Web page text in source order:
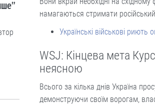
намагаються стримати
Українські військові
WSJ: Кінцева мета
неясною
Всього за кілька днів Україна
демонструючи своїм ворогам,